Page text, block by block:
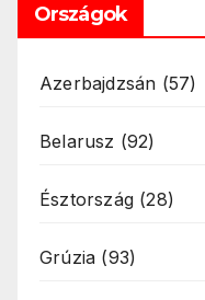
Országok
Azerbajdzsán (57)
Belarusz (92)
Észtország (28)
Grúzia (93)